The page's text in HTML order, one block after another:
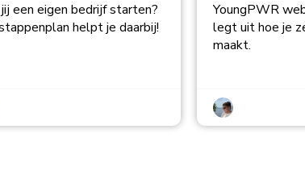
een eigen bedrijf starten?
helpt je daarbij!
YoungPWR
legt uit hoe je
maakt.